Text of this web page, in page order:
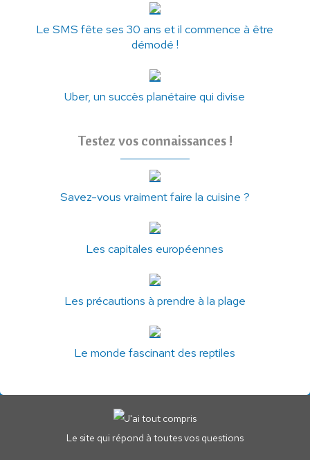
Le SMS fête ses 30 ans et il commence à être
démodé !
Uber, un succès planétaire qui divise
Testez vos connaissances !
Savez-vous vraiment faire la cuisine ?
Les capitales européennes
Les précautions à prendre à la plage
Le monde fascinant des reptiles
Le site qui répond à toutes vos questions